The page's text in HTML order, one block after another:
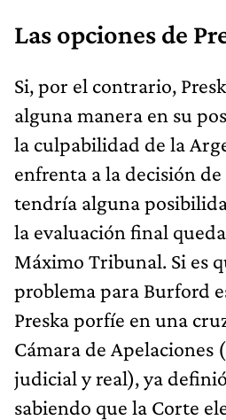
Las opciones de
Si, por el contrario,
alguna manera en su
la culpabilidad de la
enfrenta a la decisión
tendría alguna
la evaluación final
Máximo Tribunal. Si es
problema para Burford
Preska porfíe en una
Cámara de Apelaciones
judicial y real), ya
sabiendo que la Corte